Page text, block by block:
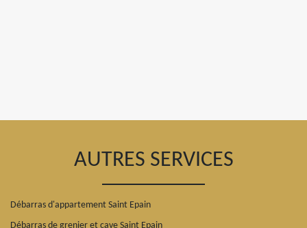
AUTRES SERVICES
Débarras d'appartement Saint Epain
Débarras de grenier et cave Saint Epain